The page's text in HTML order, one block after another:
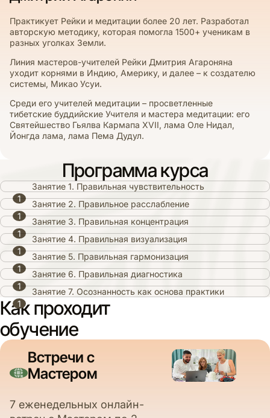
Практикует Рейки и медитации более 20 лет. Разработал
авторскую методику, которая помогла 1500+ ученикам в
разных уголках Земли.
Линия мастеров-учителей Рейки Дмитрия Агароняна
уходит корнями в Индию, Америку, и далее – к создателю
системы, Микао Усуи.
Среди его учителей медитации – просветленные
тибетские буддийские Учителя и мастера медитации: его
Святейшество Гьялва Кармапа XVII, лама Оле Нидал,
Йонгда лама, лама Пема Дудул.
Программа курса
Занятие 1. Правильная чувствительность
Занятие 2. Правильное расслабление
Занятие 3. Правильная концентрация
Занятие 4. Правильная визуализация
Занятие 5. Правильная гармонизация
Занятие 6. Правильная диагностика
Занятие 7. Осознанность как основа практики
Как проходит
обучение
Встречи с
Мастером
7 еженедельных онлайн-